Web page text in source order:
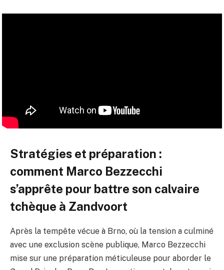
Stratégies et préparation :
comment Marco Bezzecchi
s’apprête pour battre son calvaire
tchèque à Zandvoort
Après la tempête vécue à Brno, où la tension a culminé
avec une exclusion scène publique, Marco Bezzecchi
mise sur une préparation méticuleuse pour aborder le